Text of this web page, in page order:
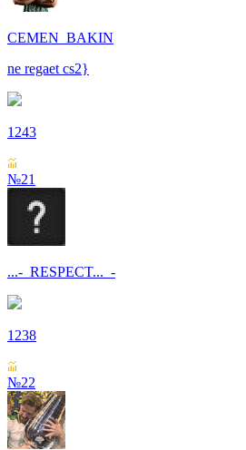
CEMEN_BAKIN
ne regaet cs2}
1243
№21
...-_RESPECT..._-
1238
№22